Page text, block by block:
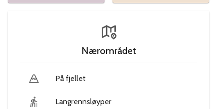
Nærområdet
På fjellet
Langrennsløyper